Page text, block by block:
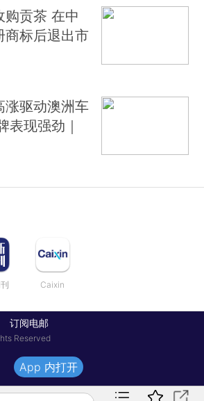
购贡茶 在中
商标后退出市
涨驱动澳洲车
表现强劲｜
Caixin
订阅电邮
Reserved
App 内打开